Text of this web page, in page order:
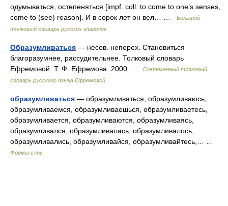
одумываться, остепеняться [impf. coll. to come to one’s senses,
come to (see) reason]. И в сорок лет он вел… …
Большой
толковый словарь русских глаголов
Образумливаться — несов. неперех. Становиться
благоразумнее, рассудительнее. Толковый словарь
Ефремовой. Т. Ф. Ефремова. 2000 …
Современный толковый
словарь русского языка Ефремовой
образумливаться — образумливаться, образумливаюсь,
образумливаемся, образумливаешься, образумливаетесь,
образумливается, образумливаются, образумливаясь,
образумливался, образумливалась, образумливалось,
образумливались, образумливайся, образумливайтесь,… …
Формы слов